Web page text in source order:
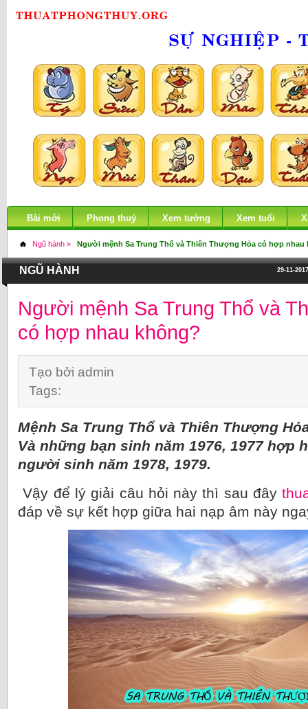
Bài mới Phong thuỷ Xem tướng Xem tuổi
Ngũ hành » Người mệnh Sa Trung Thổ và Thiên Thượng Hỏa có hợp nhau
29-11-
NGŨ HÀNH
Người mệnh Sa Trung Thổ và
có hợp nhau không?
Tạo bởi admin
Tags:
Mệnh Sa Trung Thổ và Thiên Thượng
Và những bạn sinh năm 1976, 1977 hợp
người sinh năm 1978, 1979.
Vậy để lý giải câu hỏi này thì sau đây
đáp về sự kết hợp giữa hai nạp âm này